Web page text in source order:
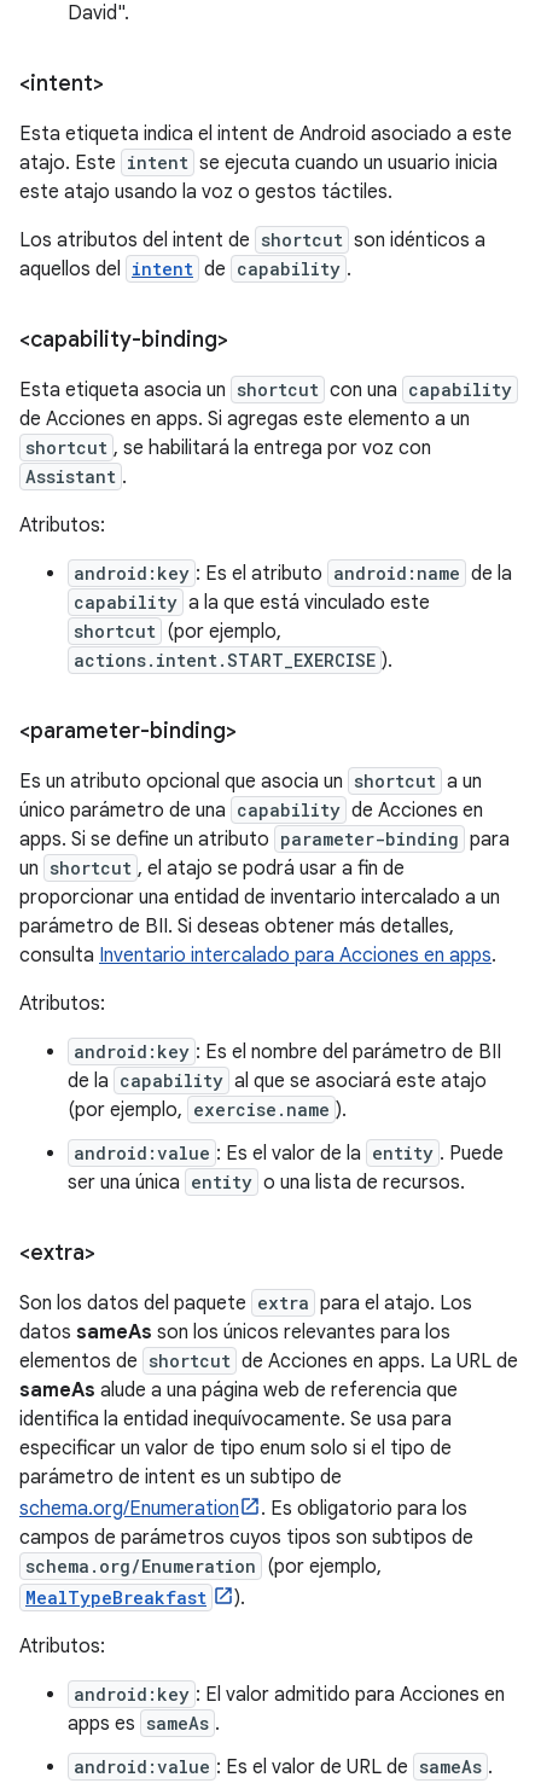
David".
<intent>
Esta etiqueta indica el intent de Android asociado a este
atajo. Este intent se ejecuta cuando un usuario inicia
este atajo usando la voz o gestos táctiles.
Los atributos del intent de shortcut son idénticos a
aquellos del intent de capability .
<capability-binding>
Esta etiqueta asocia un shortcut con una capability
de Acciones en apps. Si agregas este elemento a un
shortcut , se habilitará la entrega por voz con
Assistant .
Atributos:
android:key : Es el atributo android:name de la
capability a la que está vinculado este
shortcut (por ejemplo,
actions.intent.START_EXERCISE ).
<parameter-binding>
Es un atributo opcional que asocia un shortcut a un
único parámetro de una capability de Acciones en
apps. Si se define un atributo parameter-binding para
un shortcut , el atajo se podrá usar a fin de
proporcionar una entidad de inventario intercalado a un
parámetro de BII. Si deseas obtener más detalles,
consulta Inventario intercalado para Acciones en apps.
Atributos:
android:key : Es el nombre del parámetro de BII
de la capability al que se asociará este atajo
(por ejemplo, exercise.name ).
android:value : Es el valor de la entity . Puede
ser una única entity o una lista de recursos.
<extra>
Son los datos del paquete extra para el atajo. Los
datos sameAs son los únicos relevantes para los
elementos de shortcut de Acciones en apps. La URL de
sameAs alude a una página web de referencia que
identifica la entidad inequívocamente. Se usa para
especificar un valor de tipo enum solo si el tipo de
parámetro de intent es un subtipo de
schema.org/Enumeration
. Es obligatorio para los
campos de parámetros cuyos tipos son subtipos de
schema.org/Enumeration (por ejemplo,
MealTypeBreakfast
).
Atributos:
android:key : El valor admitido para Acciones en
apps es sameAs .
android:value : Es el valor de URL de sameAs .